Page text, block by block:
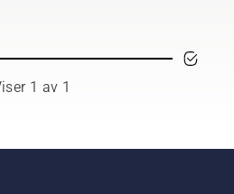
1 av 1